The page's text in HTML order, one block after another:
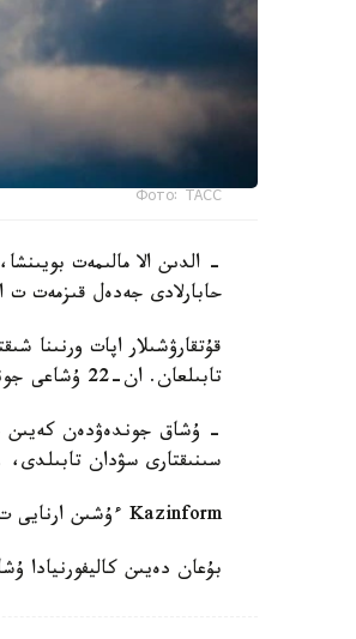
Фото: ТАСС
حابارلادى جەدەل قىزمەت
قۇتقارۋشىلار اپات ورنىنا
تابىلعان. ان-22 ۇشاعى جوندەۋدەن كەيىن جوسپارلى ۇشۋىن وتكىزگەنى حابارلاندى.
- ۇشاق جوندەۋدەن كەيىن
سىنىقتارى سۋدان
Kazinform ءۇشىن ارنايى ت ا س س سەرىكتەس اگەنتتىگى ۇسىنعان.
بۇعان دەيىن كاليفورنيادا